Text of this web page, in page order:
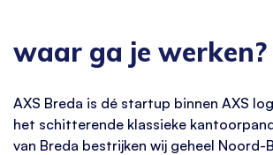
waar ga je werken?
AXS Breda is dé startup binnen AXS
het schitterende klassieke
van Breda bestrijken wij geheel Noord-